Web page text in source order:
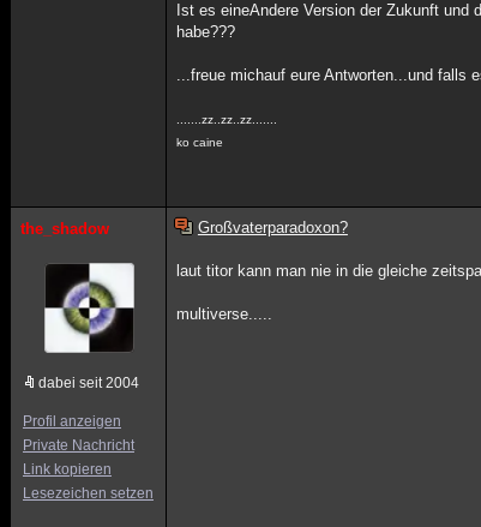
Ist es eineAndere Version der Zukunft
habe???
...freue michauf eure Antworten...und falls
.......zz..zz..zz.......
ko caine
the_shadow
dabei seit 2004
Profil anzeigen
Private Nachricht
Link kopieren
Lesezeichen setzen
Großvaterparadoxon?
laut titor kann man nie in die gleiche
multiverse.....